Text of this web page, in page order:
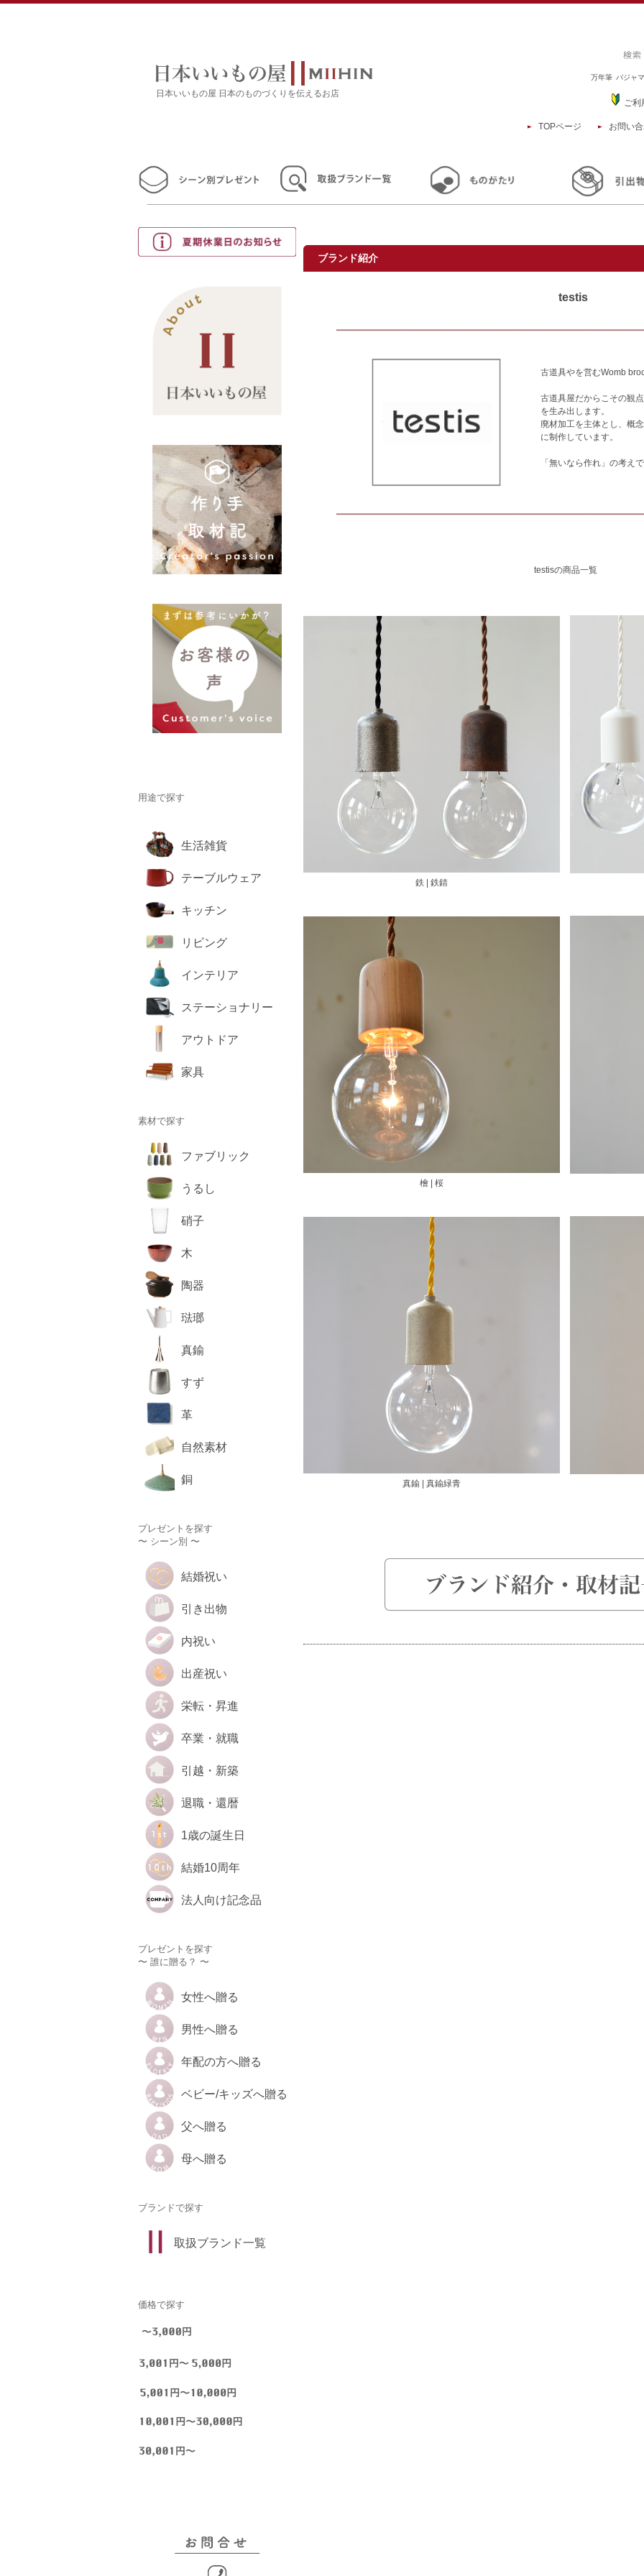
日本いいもの屋 日本のものづくりを伝えるお店
万年筆 パジャマ
ご利
TOPページ お問い
ブランド紹介
testis
古道具やを営むWomb
古道具屋だからこその観
を生み出します。
廃材加工を主体とし、概
に制作しています。
「無いなら作れ」の考え
testisの商品一覧
鉄 | 鉄錆
檜 | 桜
真鍮 | 真鍮緑青
用途で探す
生活雑貨
テーブルウェア
キッチン
リビング
インテリア
ステーショナリー
アウトドア
家具
素材で探す
ファブリック
うるし
硝子
木
陶器
琺瑯
真鍮
すず
革
自然素材
銅
プレゼントを探す
〜 シーン別 〜
結婚祝い
引き出物
内祝い
出産祝い
栄転・昇進
卒業・就職
引越・新築
退職・還暦
1歳の誕生日
結婚10周年
法人向け記念品
プレゼントを探す
〜 誰に贈る？ 〜
女性へ贈る
男性へ贈る
年配の方へ贈る
ベビー/キッズへ贈る
父へ贈る
母へ贈る
ブランドで探す
取扱ブランド一覧
価格で探す